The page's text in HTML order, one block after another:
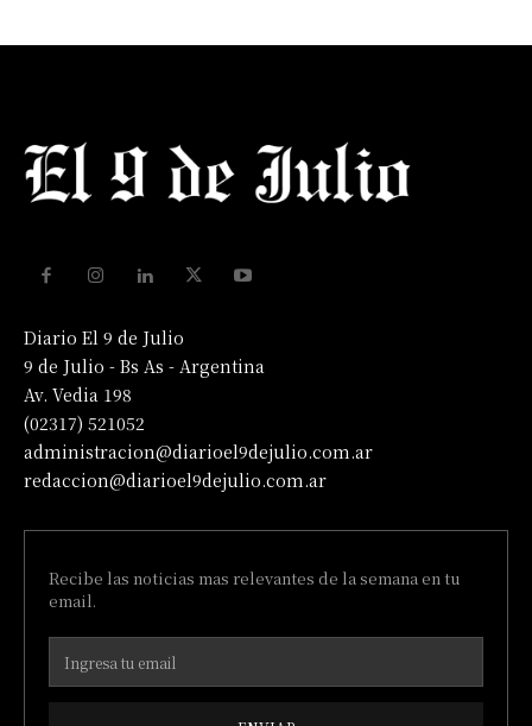
Diario El 9 de Julio
9 de Julio - Bs As - Argentina
Av. Vedia 198
(02317) 521052
administracion@diarioel9dejulio.com.ar
redaccion@diarioel9dejulio.com.ar
Recibe las noticias mas relevantes de la semana en tu
email.